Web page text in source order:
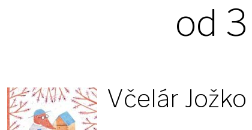
od
Včelár Jožko